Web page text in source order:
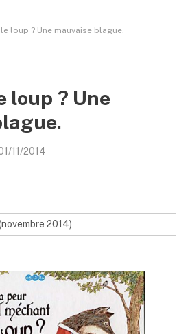
loup ? Une mauvaise blague.
loup ? Une
11/2014
2014)